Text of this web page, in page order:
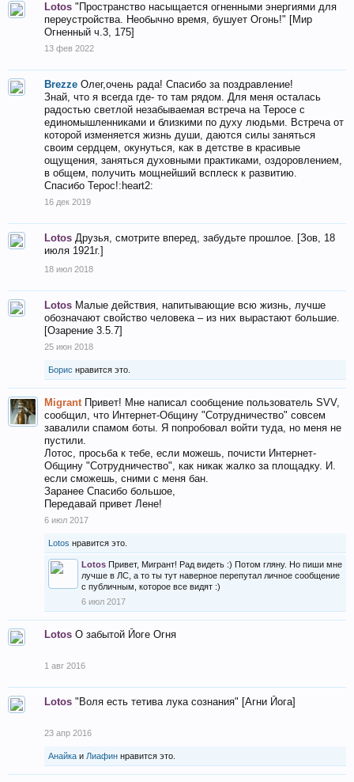
Lotos "Пространство насыщается огненными энергиями для
переустройства. Необычно время, бушует Огонь!" [Мир
Огненный ч.3, 175]
13 фев 2022
Brezze Олег,очень рада! Спасибо за поздравление!
Знай, что я всегда где- то там рядом. Для меня осталась
радостью светлой незабываемая встреча на Теросе с
единомышленниками и близкими по духу людьми. Встреча от
которой изменяется жизнь души, даются силы заняться
своим сердцем, окунуться, как в детстве в красивые
ощущения, заняться духовными практиками, оздоровлением,
в общем, получить мощнейший всплеск к развитию.
Спасибо Терос!:heart2:
16 дек 2019
Lotos Друзья, смотрите вперед, забудьте прошлое. [Зов, 18
июля 1921г.]
18 июл 2018
Lotos Малые действия, напитывающие всю жизнь, лучше
обозначают свойство человека – из них вырастают большие.
[Озарение 3.5.7]
25 июн 2018
Борис нравится это.
Migrant Привет! Мне написал сообщение пользователь SVV,
сообщил, что Интернет-Общину "Сотрудничество" совсем
завалили спамом боты. Я попробовал войти туда, но меня не
пустили.
Лотос, просьба к тебе, если можешь, почисти Интернет-
Общину "Сотрудничество", как никак жалко за площадку. И.
если сможешь, сними с меня бан.
Заранее Спасибо большое,
Передавай привет Лене!
6 июл 2017
Lotos нравится это.
Lotos Привет, Мигрант! Рад видеть :) Потом гляну. Но пиши мне
лучше в ЛС, а то ты тут наверное перепутал личное сообщение
с публичным, которое все видят :)
6 июл 2017
Lotos О забытой Йоге Огня
1 авг 2016
Lotos "Воля есть тетива лука сознания" [Агни Йога]
23 апр 2016
Анайка и Лиафин нравится это.